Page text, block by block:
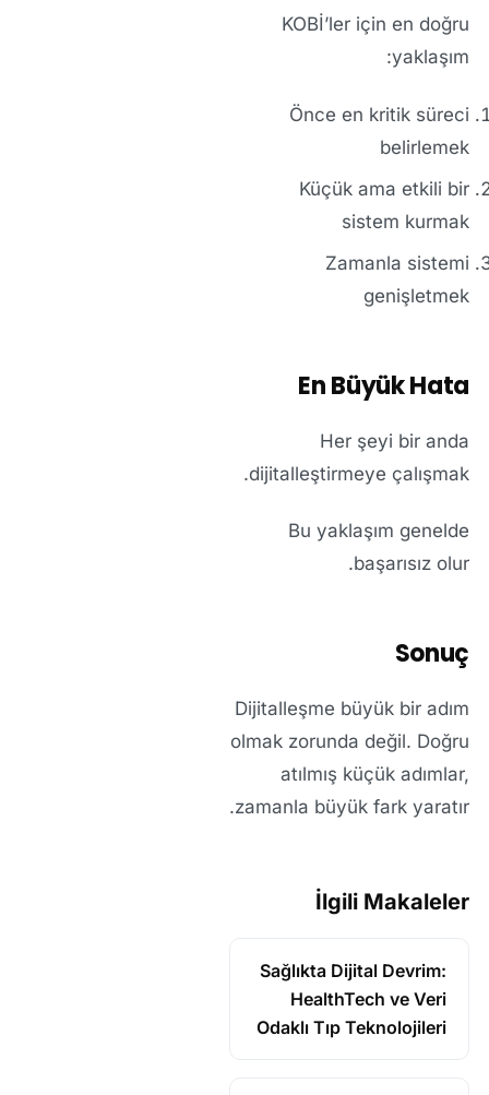
KOBİ’ler için en doğru
yaklaşım:
Önce en kritik süreci
belirlemek
Küçük ama etkili bir
sistem kurmak
Zamanla sistemi
genişletmek
En Büyük Hata
Her şeyi bir anda
dijitalleştirmeye çalışmak.
Bu yaklaşım genelde
başarısız olur.
Sonuç
Dijitalleşme büyük bir adım
olmak zorunda değil. Doğru
atılmış küçük adımlar,
zamanla büyük fark yaratır.
İlgili Makaleler
Sağlıkta Dijital Devrim:
HealthTech ve Veri
Odaklı Tıp Teknolojileri